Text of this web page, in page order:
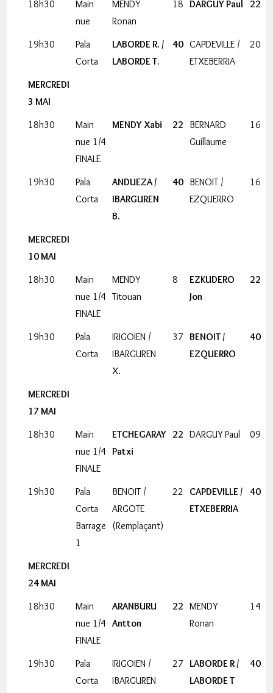
18h30
Main
nue
MENDY
Ronan
18 DARGUY Paul 22
19h30
Pala
Corta
LABORDE R. /
LABORDE T.
40 CAPDEVILLE /
ETXEBERRIA
20
MERCREDI
3 MAI
18h30
Main
nue 1/4
FINALE
MENDY Xabi 22
BERNARD
Guillaume
16
19h30
Pala
Corta
ANDUEZA /
IBARGUREN
B.
40 BENOIT /
EZQUERRO
16
MERCREDI
10 MAI
18h30
Main
nue 1/4
FINALE
MENDY
Titouan
8
EZKUDERO
Jon
22
19h30
Pala
Corta
IRIGOIEN /
IBARGUREN
X.
37 BENOIT /
EZQUERRO
40
MERCREDI
17 MAI
18h30
Main
nue 1/4
FINALE
ETCHEGARAY
Patxi
22 DARGUY Paul 09
19h30
Pala
Corta
Barrage
1
BENOIT /
ARGOTE
(Remplaçant)
22
CAPDEVILLE /
ETXEBERRIA
40
MERCREDI
24 MAI
18h30
Main
nue 1/4
FINALE
ARANBURU
Antton
22 MENDY
Ronan
14
19h30
Pala
Corta
IRIGOIEN /
IBARGUREN
27
LABORDE R /
LABORDE T
40